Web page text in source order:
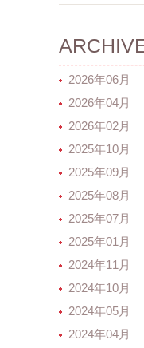
2026年06月
2026年04月
2026年02月
2025年10月
2025年09月
2025年08月
2025年07月
2025年01月
2024年11月
2024年10月
2024年05月
2024年04月